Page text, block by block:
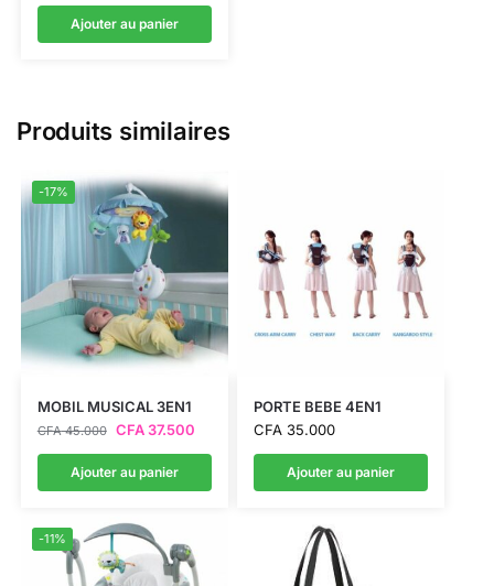
Ajouter au panier
Produits similaires
-17%
MOBIL MUSICAL 3EN1
CFA45.000 CFA37.500
Ajouter au panier
PORTE BEBE 4EN1
CFA35.000
Ajouter au panier
-11%